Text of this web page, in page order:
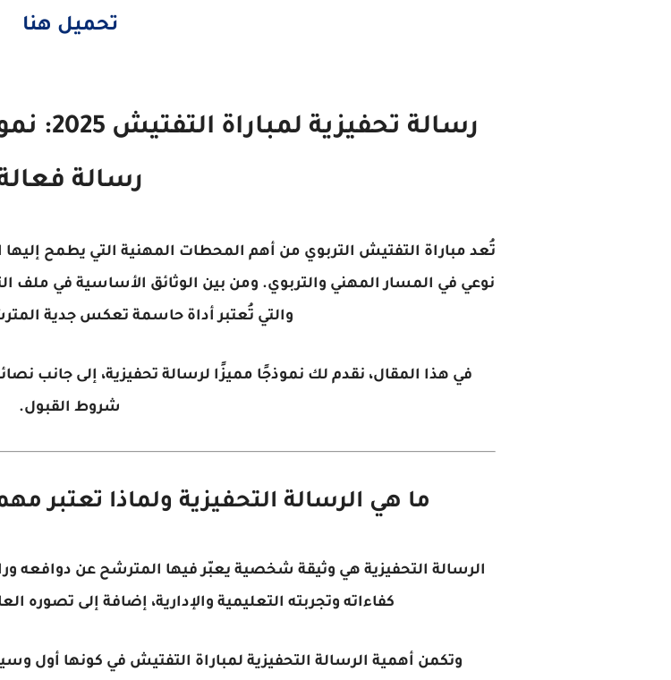
تحميل هنا
رسالة
رسالة
تُعد مباراة التفتيش التربوي من أهم المحطات المهنية التي يطمح
نوعي في المسار المهني والتربوي. ومن بين الوثائق الأساسية في ملف
والتي تُعتبر أداة حاسمة تعكس جدية
في هذا المقال، نقدم لك نموذجًا مميزًا لرسالة تحفيزية، إلى
شروط القبول.
ما هي الرسالة التحفيزية ولماذا تعتبر مهمة
الرسالة التحفيزية هي وثيقة شخصية يعبّر فيها المترشح عن دوافعه
كفاءاته وتجربته التعليمية والإدارية، إضافة إلى تصوره
وتكمن أهمية الرسالة التحفيزية لمباراة التفتيش في كونها أول